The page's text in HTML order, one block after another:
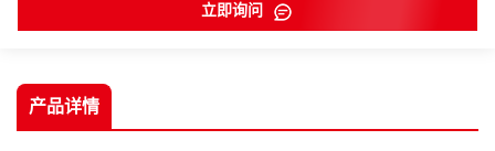
立即询问
产品详情